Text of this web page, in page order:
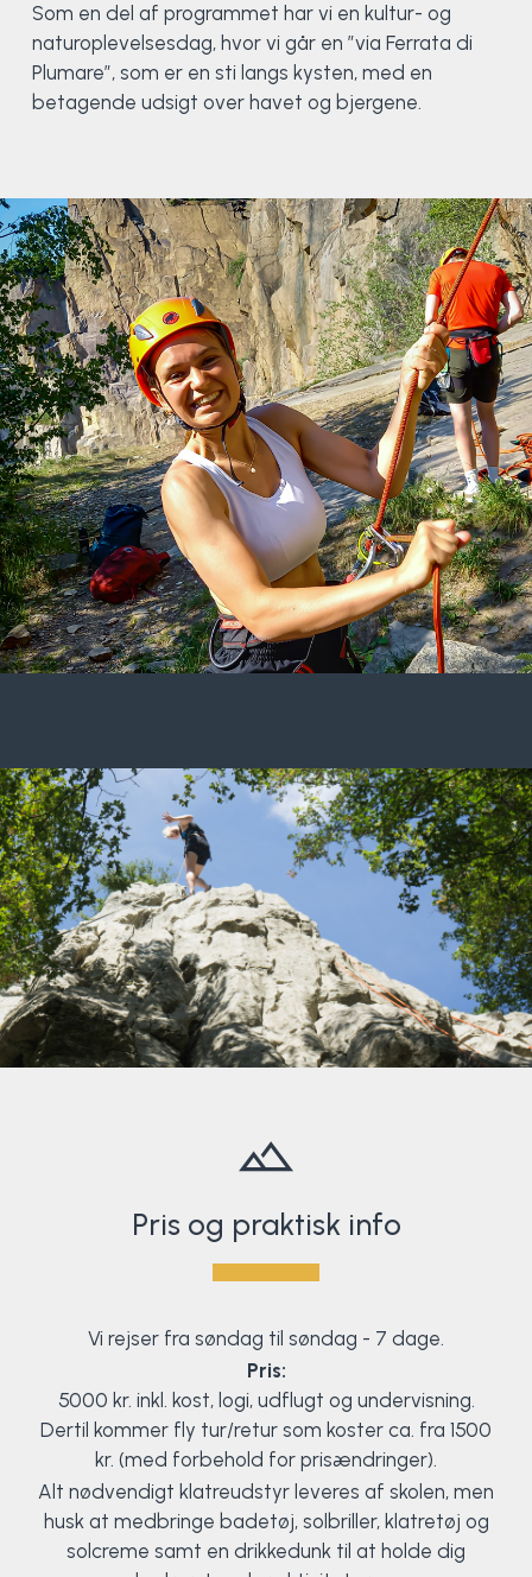
Som en del af programmet har vi en kultur- og
naturoplevelsesdag, hvor vi går en ”via Ferrata di
Plumare”, som er en sti langs kysten, med en
betagende udsigt over havet og bjergene.
Pris og praktisk info
Vi rejser fra søndag til søndag - 7 dage.
Pris:
5000 kr. inkl. kost, logi, udflugt og undervisning.
Dertil kommer fly tur/retur som koster ca. fra 1500
kr. (med forbehold for prisændringer).
Alt nødvendigt klatreudstyr leveres af skolen, men
husk at medbringe badetøj, solbriller, klatretøj og
solcreme samt en drikkedunk til at holde dig